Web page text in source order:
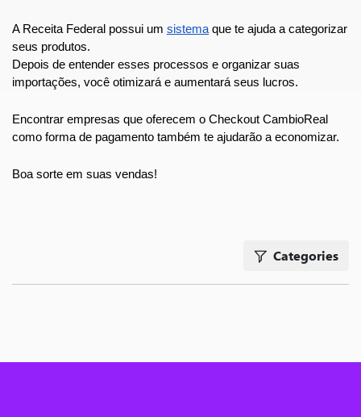
A Receita Federal possui um sistema que te ajuda a categorizar
seus produtos.
Depois de entender esses processos e organizar suas
importações, você otimizará e aumentará seus lucros.
Encontrar empresas que oferecem o Checkout CambioReal
como forma de pagamento também te ajudarão a economizar.
Boa sorte em suas vendas!
Categories